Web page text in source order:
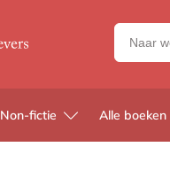
Zoeken
naar
en
uitgevers
Non-fictie Alle boeken